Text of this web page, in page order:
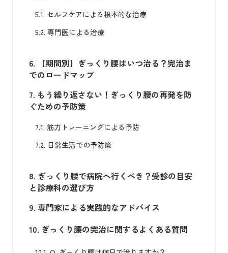
5.1. セルフケアによる根本的な治療
5.2. 専門医による治療
6. 【期間別】ぎっくり腰はいつ治る？完治ま
でのロードマップ
7. もう繰り返さない！ぎっくり腰の再発を防
ぐための予防策
7.1. 筋力トレーニングによる予防
7.2. 日常生活での予防策
8. ぎっくり腰で病院へ行くべき？受診の目安
と診療科の選び方
9. 専門家による実践的なアドバイス
10. ぎっくり腰の完治に関するよくある質問